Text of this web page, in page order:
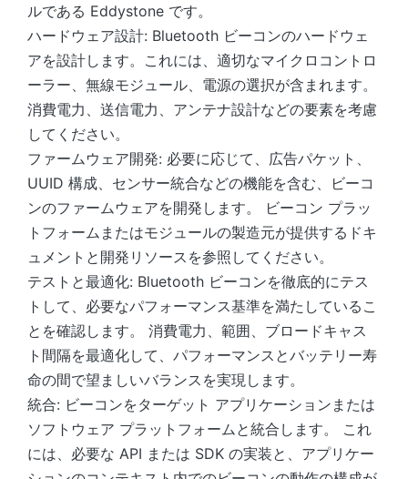
ルである Eddystone です。
ハードウェア設計: Bluetooth ビーコンのハードウェ
アを設計します。これには、適切なマイクロコントロ
ーラー、無線モジュール、電源の選択が含まれます。
消費電力、送信電力、アンテナ設計などの要素を考慮
してください。
ファームウェア開発: 必要に応じて、広告パケット、
UUID 構成、センサー統合などの機能を含む、ビーコ
ンのファームウェアを開発します。 ビーコン プラッ
トフォームまたはモジュールの製造元が提供するドキ
ュメントと開発リソースを参照してください。
テストと最適化: Bluetooth ビーコンを徹底的にテス
トして、必要なパフォーマンス基準を満たしているこ
とを確認します。 消費電力、範囲、ブロードキャス
ト間隔を最適化して、パフォーマンスとバッテリー寿
命の間で望ましいバランスを実現します。
統合: ビーコンをターゲット アプリケーションまたは
ソフトウェア プラットフォームと統合します。 これ
には、必要な API または SDK の実装と、アプリケー